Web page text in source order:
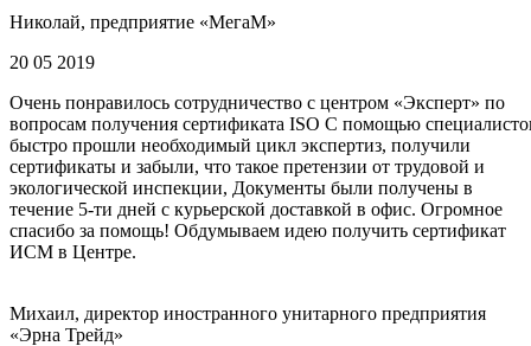
Николай, предприятие «МегаМ»
20 05 2019
Очень понравилось сотрудничество с центром «Эксперт» по
вопросам получения сертификата ISO С помощью
быстро прошли необходимый цикл экспертиз, получили
сертификаты и забыли, что такое претензии от трудовой и
экологической инспекции, Документы были получены в
течение 5-ти дней с курьерской доставкой в офис. Огромное
спасибо за помощь! Обдумываем идею получить сертификат
ИСМ в Центре.
Михаил, директор иностранного унитарного предприятия
«Эрна Трейд»